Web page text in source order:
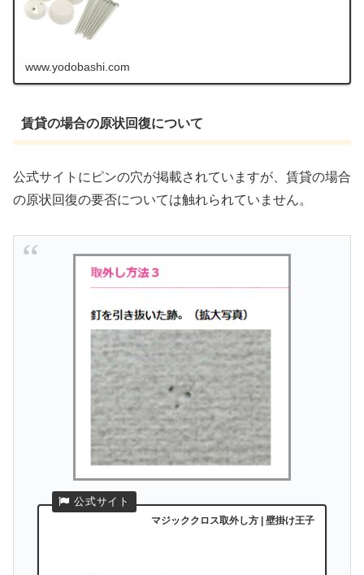
www.yodobashi.com
賃貸の場合の原状回復について
公式サイトにピンの穴が掲載されていますが、賃貸の場合
の原状回復の要否については触れられていません。
マジッククロス取外し方 | 壁掛け王子